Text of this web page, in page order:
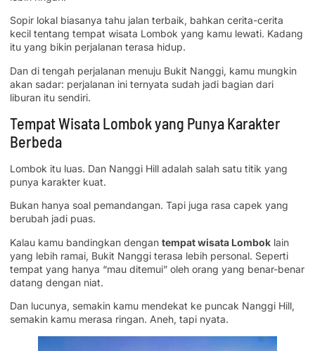
Sopir lokal biasanya tahu jalan terbaik, bahkan cerita-cerita
kecil tentang tempat wisata Lombok yang kamu lewati. Kadang
itu yang bikin perjalanan terasa hidup.
Dan di tengah perjalanan menuju Bukit Nanggi, kamu mungkin
akan sadar: perjalanan ini ternyata sudah jadi bagian dari
liburan itu sendiri.
Tempat Wisata Lombok yang Punya Karakter
Berbeda
Lombok itu luas. Dan Nanggi Hill adalah salah satu titik yang
punya karakter kuat.
Bukan hanya soal pemandangan. Tapi juga rasa capek yang
berubah jadi puas.
Kalau kamu bandingkan dengan tempat wisata Lombok lain
yang lebih ramai, Bukit Nanggi terasa lebih personal. Seperti
tempat yang hanya “mau ditemui” oleh orang yang benar-benar
datang dengan niat.
Dan lucunya, semakin kamu mendekat ke puncak Nanggi Hill,
semakin kamu merasa ringan. Aneh, tapi nyata.